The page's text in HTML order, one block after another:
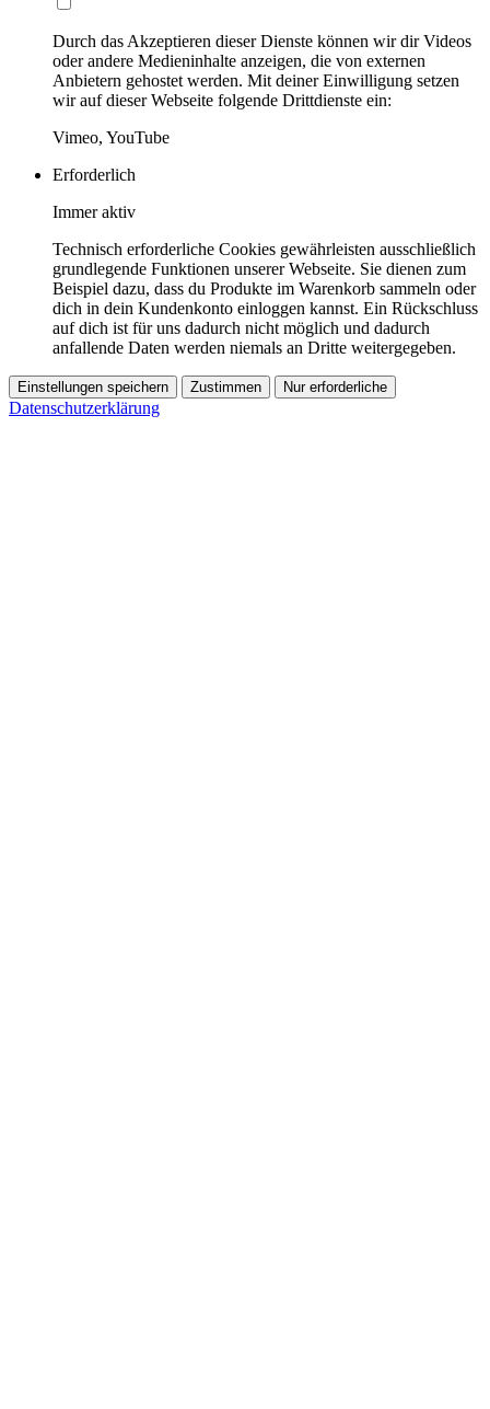
Durch das Akzeptieren dieser Dienste können wir dir Videos
oder andere Medieninhalte anzeigen, die von externen
Anbietern gehostet werden. Mit deiner Einwilligung setzen
wir auf dieser Webseite folgende Drittdienste ein:
Vimeo, YouTube
Erforderlich
Immer aktiv
Technisch erforderliche Cookies gewährleisten ausschließlich
grundlegende Funktionen unserer Webseite. Sie dienen zum
Beispiel dazu, dass du Produkte im Warenkorb sammeln oder
dich in dein Kundenkonto einloggen kannst. Ein Rückschluss
auf dich ist für uns dadurch nicht möglich und dadurch
anfallende Daten werden niemals an Dritte weitergegeben.
Einstellungen speichern Zustimmen Nur erforderliche
Datenschutzerklärung